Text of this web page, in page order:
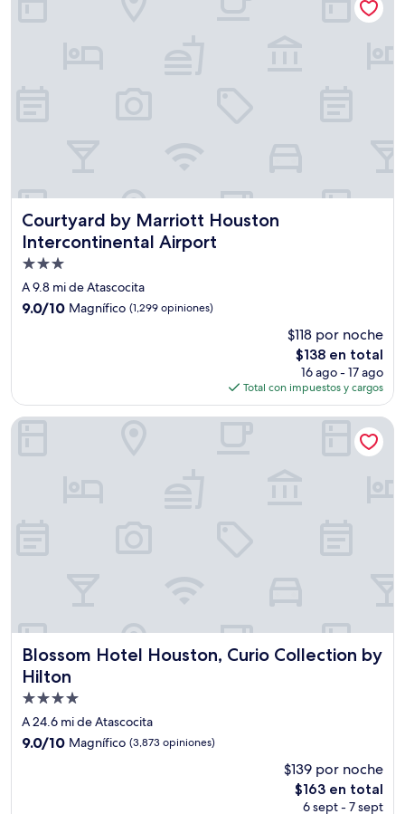
Courtyard by Marriott Houston
Intercontinental Airport
Courtyard by Marriott Houston Intercontinental Airport
Propiedad
de
3.0
A 9.8 mi de Atascocita
9.0
9.0/10 Magnífico (1,299 opiniones)
$118 por noche
El
precio
actual
es
de
$138 en total
16 ago - 17 ago
Total con impuestos y cargos
Blossom Hotel Houston, Curio Collection by
Hilton
Blossom Hotel Houston, Curio Collection by Hilton
Propiedad
de
4.0
estrellas
A 24.6 mi de Atascocita
9.0
9.0/10 Magnífico (3,873 opiniones)
$139 por noche
El
precio
$163 en total
6 sept - 7 sept
Blossom Hotel Houston, Curio Collection by Hilton